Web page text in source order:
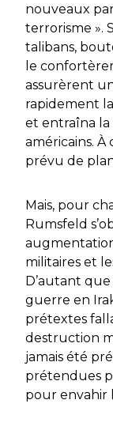
nouveaux
terrorisme ».
talibans,
le
assurèrent
rapidement
et entraîna la
américains. À
prévu de plan
Mais, pour
Rumsfeld
militaires et
D’autant
guerre en
prétextes
destruction
jamais été
prétendues
pour envahir